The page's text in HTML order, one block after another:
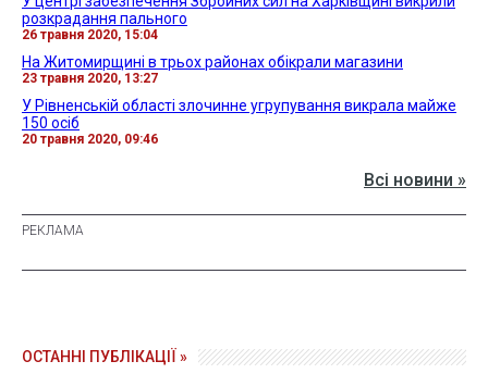
розкрадання пального
26 травня 2020, 15:04
На Житомирщині в трьох районах обікрали магазини
23 травня 2020, 13:27
У Рівненській області злочинне угрупування викрала майже
150 осіб
20 травня 2020, 09:46
Всі новини »
ОСТАННІ ПУБЛІКАЦІЇ »